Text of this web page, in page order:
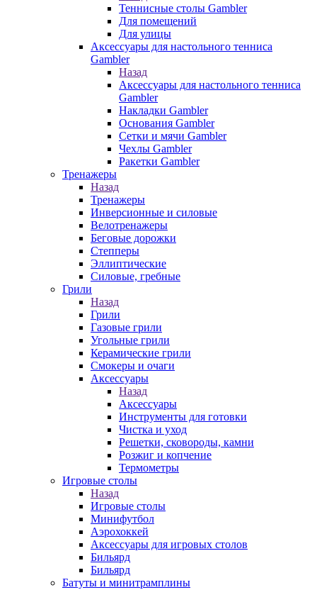
Теннисные столы Gambler
Для помещений
Для улицы
Аксессуары для настольного тенниса
Gambler
Назад
Аксессуары для настольного тенниса
Gambler
Накладки Gambler
Основания Gambler
Сетки и мячи Gambler
Чехлы Gambler
Ракетки Gambler
Тренажеры
Назад
Тренажеры
Инверсионные и силовые
Велотренажеры
Беговые дорожки
Степперы
Эллиптические
Силовые, гребные
Грили
Назад
Грили
Газовые грили
Угольные грили
Керамические грили
Смокеры и очаги
Аксессуары
Назад
Аксессуары
Инструменты для готовки
Чистка и уход
Решетки, сковороды, камни
Розжиг и копчение
Термометры
Игровые столы
Назад
Игровые столы
Минифутбол
Аэрохоккей
Аксессуары для игровых столов
Бильяpд
Бильяpд
Батуты и минитрамплины